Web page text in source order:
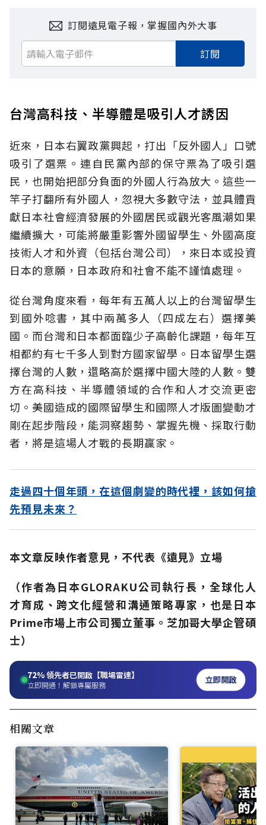
訂閱遠見電子報，掌握國內外大事
訂閱
台灣高科技、半導體是吸引人才誘因
近來，日本右翼政黨興起，打出「反外國人」口號
吸引了選票。連自民黨內部的保守票為了吸引選
民，也開始把部分負面的外國人行為放大。這些一
竿子打翻所有外國人，忽視大多數守法，並具體貢
獻日本社會經濟發展的外國居民或觀光客風潮如果
繼續擴大，可能將嚴重影響外國留學生、外國高度
技術人才和外資（包括台灣公司），來日本或投資
日本的意願，日本政府和社會不能不謹慎處理。
從台灣角度來看，每年有五萬人以上的台灣留學生
到國外唸書，其中兩萬多人（四成左右）選擇美
國。而台灣和日本都面臨少子高齡化課題，每年互
相都約有七千多人到對方國家留學。日本留學生選
擇台灣的人數，還略高於選擇中國大陸的人數。雙
方在高科技、半導體領域的合作和人才交流更密
切。美國造成的國際留學生和國際人才版圖變動才
剛在起步階段，能洞察趨勢、掌握先機、採取行動
者，將是這場人才戰的長期贏家。
走過四十個年頭，在這個劇變的時代裡，該如何搶
先預見未來？
本文章反映作者意見，不代表《遠見》立場
（作者為日本GLORAKU公司執行長，全球化人
才育成、跨文化經營和溝通策略專家，也是日本
Prime市場上市公司獨立董事。芝加哥大學企管碩
士）
72%領先者已開啟【職場雷達】
立即開通！解鎖專屬服務 立即開啟
相關文章